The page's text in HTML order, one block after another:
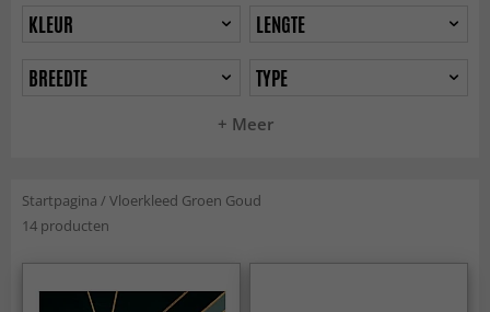
+ Meer
KLEUR
LENGTE
BREEDTE
TYPE
Startpagina /Vloerkleed Groen Goud
14 producten